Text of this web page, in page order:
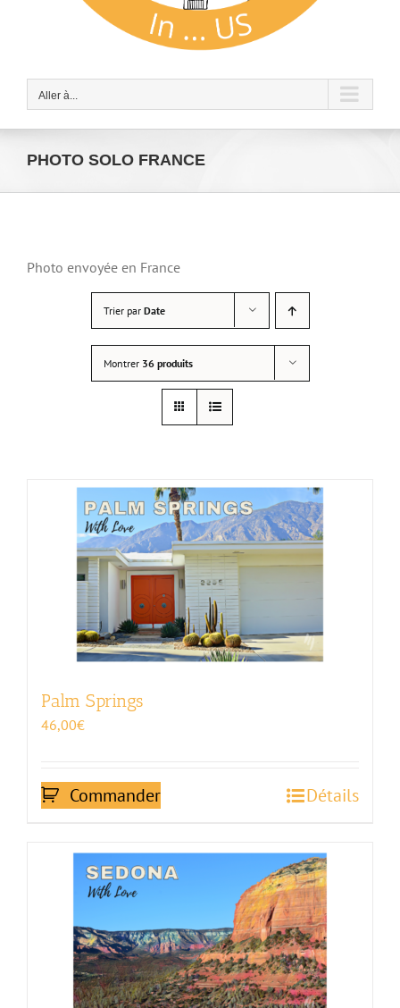
Aller à...
PHOTO SOLO FRANCE
Photo envoyée en France
Trier par Date
Montrer 36 produits
Palm Springs
46,00€
Commander Détails